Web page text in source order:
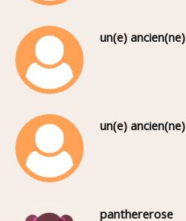
un(e) ancien(ne)
un(e) ancien(ne)
panthererose